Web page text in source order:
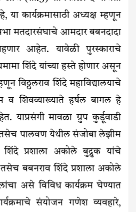
या कार्यक्रमासाठी अध्यक्ष म्हणून
मतदारसंघाचे आमदार बबनदादा
आहेत. यावेळी पुरस्काराचे
शिंदे यांच्या हस्ते होणार असून
विठ्ठलराव शिंदे महाविद्यालयाचे
व शिवव्याख्याते हर्षल बागल हे
याप्रसंगी मावळा ग्रुप कुर्डूवाडी
तसेच पालवण येथील संजोबा लेझीम
प्रशाला अकोले बुद्रुक यांचे
बबनराव शिंदे प्रशाला अकोले
असे विविध कार्यक्रम घेण्यात
संयोजन गणेश व्यवहारे,